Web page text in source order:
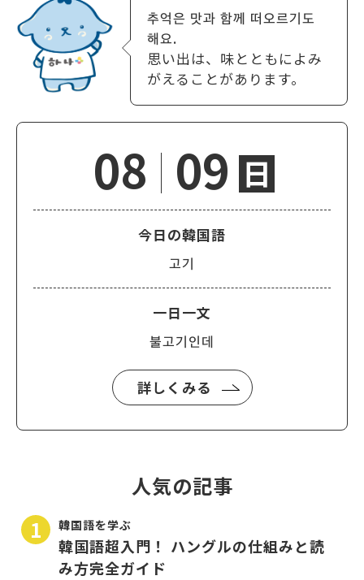
추억은 맛과 함께 떠오르기도
해요.
思い出は、味とともによみ
がえることがあります。
08 09 日
今日の韓国語
고기
一日一文
불고기인데
詳しくみる
人気の記事
韓国語を学ぶ
韓国語超入門！ ハングルの仕組みと読
み方完全ガイド